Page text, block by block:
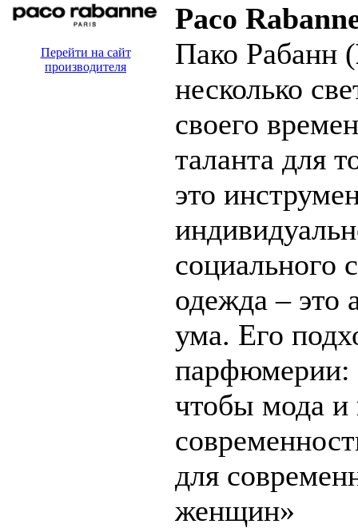
Перейти на сайт
производителя
Paco
Пако Рабанн (
несколько
своего
таланта для
это
социального
одежда – это
ума. Его
парфюмерии:
чтобы мода
для
женщин»